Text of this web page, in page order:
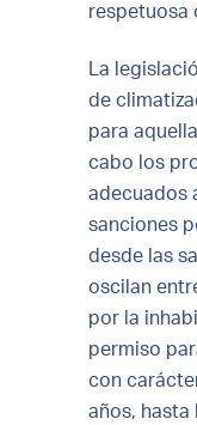
respetuosa
La
de
para
cabo los
adecuados
sanciones
desde las
oscilan
por la
permiso
con
años, hasta